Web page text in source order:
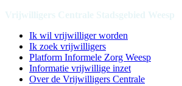
Ik wil vrijwilliger worden
Ik zoek vrijwilligers
Platform Informele Zorg Weesp
Informatie vrijwillige inzet
Over de Vrijwilligers Centrale